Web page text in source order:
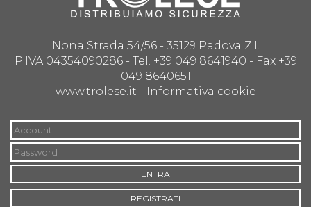
Nona Strada 54/56 - 35129 Padova Z.I.
P.IVA 04354090286 - Tel. +39 049 8641940 - Fax +39
049 8640651
www.trolese.it - Informativa cookie
ENTRA
REGISTRATI